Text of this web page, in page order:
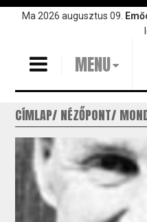
UgrásMa 2026 augusztus 09.
MENU
CÍMLAP NÉZŐPONT